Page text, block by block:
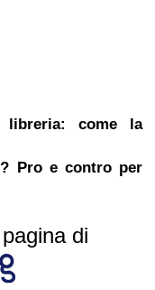
come la
Pro e contro per
di